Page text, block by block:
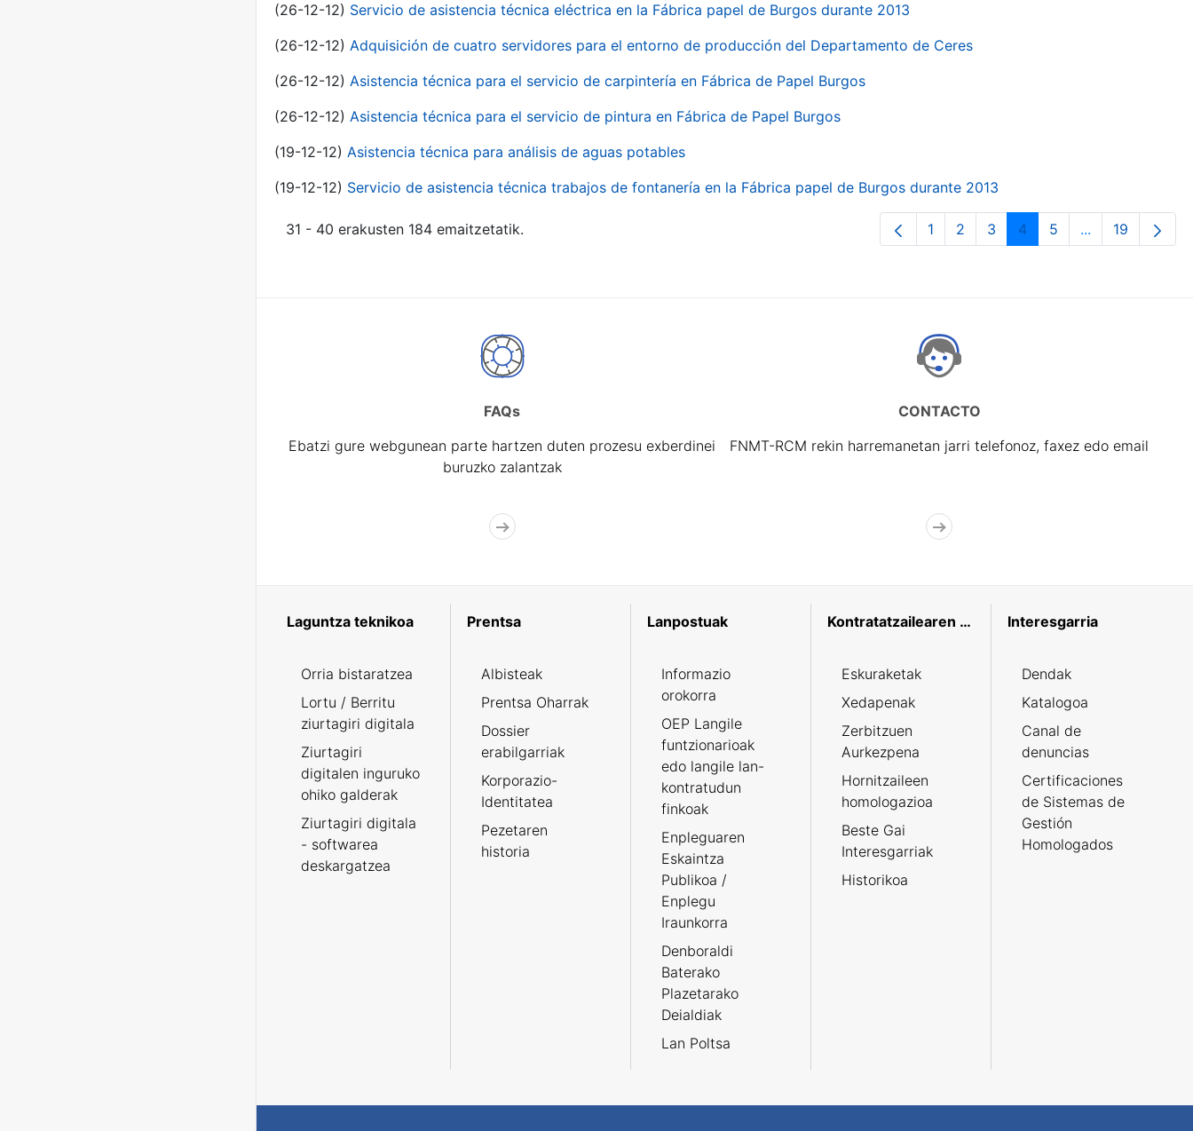
(26-12-12) Servicio de asistencia técnica eléctrica en la Fábrica papel de Burgos durante 2013
(26-12-12) Adquisición de cuatro servidores para el entorno de producción del Departamento de Ceres
(26-12-12) Asistencia técnica para el servicio de carpintería en Fábrica de Papel Burgos
(26-12-12) Asistencia técnica para el servicio de pintura en Fábrica de Papel Burgos
(19-12-12) Asistencia técnica para análisis de aguas potables
(19-12-12) Servicio de asistencia técnica trabajos de fontanería en la Fábrica papel de Burgos durante 2013
31 - 40 erakusten 184 emaitzetatik. Orrialdea
1 Orrialdea
2 Orrialdea
3 Orrialdea
4 Orrialdea
5 ...Intermediate
Orrialdea
19
FAQs
Ebatzi gure webgunean parte hartzen duten prozesu exberdinei
buruzko zalantzak
CONTACTO
FNMT-RCM rekin harremanetan jarri telefonoz, faxez edo email
Laguntza teknikoa
Orria bistaratzea
Lortu / Berritu
ziurtagiri digitala
Ziurtagiri
digitalen inguruko
ohiko galderak
Ziurtagiri digitala
- softwarea
deskargatzea
Prentsa
Albisteak
Prentsa Oharrak
Dossier
erabilgarriak
Korporazio-
Identitatea
Pezetaren
historia
Lanpostuak
Informazio
orokorra
OEP Langile
funtzionarioak
edo langile lan-
kontratudun
finkoak
Enpleguaren
Eskaintza
Publikoa /
Enplegu
Iraunkorra
Denboraldi
Baterako
Plazetarako
Deialdiak
Lan Poltsa
Kontratatzailearen profila
Eskuraketak
Xedapenak
Zerbitzuen
Aurkezpena
Hornitzaileen
homologazioa
Beste Gai
Interesgarriak
Historikoa
Interesgarria
Dendak
Katalogoa
Canal de
denuncias
Certificaciones
de Sistemas de
Gestión
Homologados